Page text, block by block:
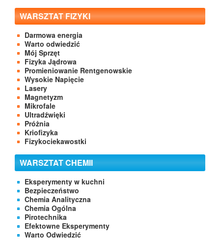
WARSZTAT FIZYKI
Darmowa energia
Warto odwiedzić
Mój Sprzęt
Fizyka Jądrowa
Promieniowanie Rentgenowskie
Wysokie Napięcie
Lasery
Magnetyzm
Mikrofale
Ultradźwięki
Próżnia
Kriofizyka
Fizykociekawostki
WARSZTAT CHEMII
Eksperymenty w kuchni
Bezpieczeństwo
Chemia Analityczna
Chemia Ogólna
Pirotechnika
Efektowne Eksperymenty
Warto Odwiedzić